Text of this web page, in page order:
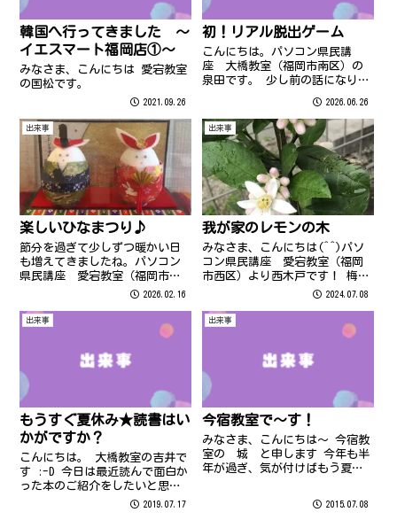
韓国へ行ってきました ～
イエスマート福岡店①～
みなさま、こんにちは 愛宕教室
の国松です。
2021.09.26
初！リアル脱出ゲーム
こんにちは。パソコン県民講
座 大橋教室（福岡市南区）の
泉田です。 少し前の話になりま
脱出ゲームを体験してきまし
た。東京ミステリーサーカスで
開催されている「迷いの森の館
からの脱出」。なかなかの難易
度の謎解きです。 ...
2026.06.26
出来事
楽しいひなまつり♪
節分を過ぎて少しずつ暖かい日
も増えてきましたね。パソコン
県民講座 愛宕教室（福岡市西
区）から西木戸です。節分が終
いうことで愛宕教室ではたくさ
んのお雛様を飾りました。今回
は、愛宕教室（...
2026.02.16
出来事
我が家のレモンの木
みなさま、こんにちは(^^)パソ
コン県民講座 愛宕教室（福岡
市西区）より西木戸です！ 梅雨
明け前だというのに、気温が30
が奪われる日々ですね…💦水分
補給を忘れずに、熱中症にはお
2024.07.08
出来事
もうすぐ夏休み★読書はい
かがですか？
こんにちは。 大橋教室の吉井で
す :-D 今日は最近読んで面白か
った本のご紹介をしたいと思い
ます。 日頃、何かと日常に追わ
2019.07.17
出来事
今宿教室で～す！
みなさま、こんにちは～ 今宿教
室の 城 と申します 今年も半
年が過ぎ、気が付けばもう夏休
た” 状態ですね 今年も小学生
2015.07.08